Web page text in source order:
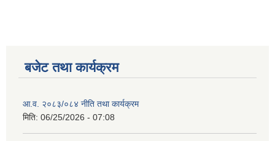
बजेट तथा कार्यक्रम
आ.व. २०८३/०८४ नीति तथा कार्यक्रम
मिति: 06/25/2026 - 07:08